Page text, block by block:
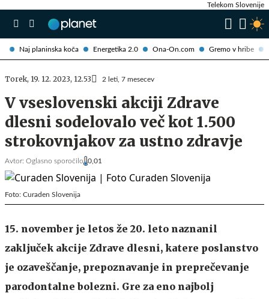
Naj planinska koča Energetika 2.0 Ona-On.com Gremo v hribe
Telekom Slovenije
Torek, 19. 12. 2023, 12.53 2 leti, 7 mesecev
V vseslovenski akciji Zdrave
dlesni sodelovalo več kot 1.500
strokovnjakov za ustno zdravje
Avtor: Oglasno sporočilo 0,01
Foto: Curaden Slovenija
15. november je letos že 20. leto naznanil
zaključek akcije Zdrave dlesni, katere poslanstvo
je ozaveščanje, prepoznavanje in preprečevanje
parodontalne bolezni. Gre za eno najbolj